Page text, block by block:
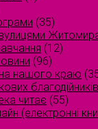
(35)
(12)
(96)
нашого краю
благодійників
читає (55)
(електронні